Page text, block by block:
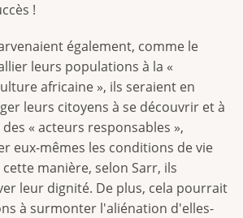
!
également, comme le
leurs populations à la «
africaine », ils seraient en
leurs citoyens à se découvrir et à
« acteurs responsables »,
eux-mêmes les conditions de vie
manière, selon Sarr, ils
leur dignité. De plus, cela pourrait
à surmonter l'aliénation d'elles-